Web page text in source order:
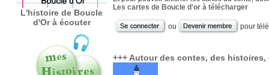
L'histoire de Boucle
d'Or à écouter
Les cartes de Boucle d'or à télécharger
ou pour
+++ Autour des contes, des histoires,